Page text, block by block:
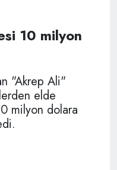
10 milyon
"Akrep Ali"
elde
milyon dolara